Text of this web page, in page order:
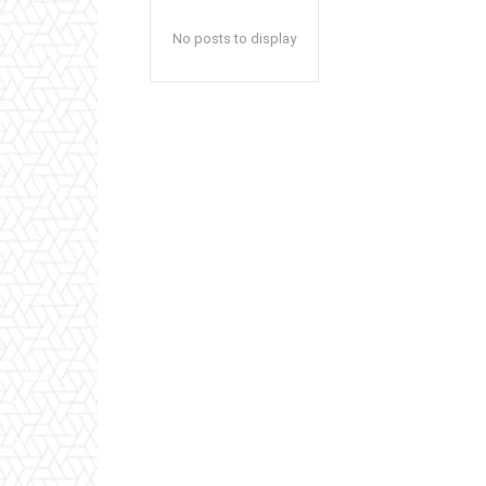
No posts to display